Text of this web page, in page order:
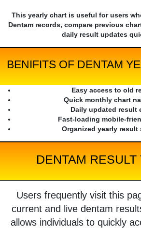
This yearly chart is useful for users
Dentam records, compare previous
daily result updates
BENIFITS OF DENTAM
Easy access to old
Quick monthly chart
Daily updated result
Fast-loading mobile-
Organized yearly result
DENTAM RESULT
Users frequently visit this
current and live dentam
allows individuals to quickly